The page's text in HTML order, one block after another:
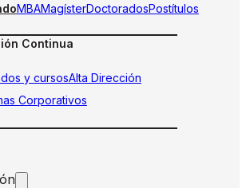
MBAMagísterDoctoradosPostítulos
Continua
y cursosAlta Dirección
Corporativos